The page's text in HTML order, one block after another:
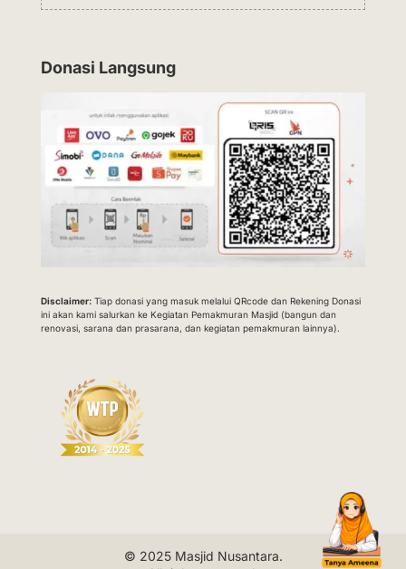
Donasi Langsung
Disclaimer:Tiap donasi yang masuk melalui QRcode dan Rekening Donasi
ini akan kami salurkan ke Kegiatan Pemakmuran Masjid (bangun dan
renovasi, sarana dan prasarana, dan kegiatan pemakmuran lainnya).
© 2025 Masjid Nusantara.